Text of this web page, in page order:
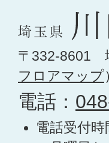
〒332-8601
フロアマップ
電話：
電話受付時